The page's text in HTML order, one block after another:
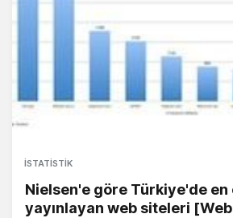
İSTATISTIK
Nielsen'e göre Türkiye'de en
yayınlayan web siteleri